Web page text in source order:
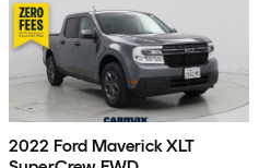
2022 Ford Maverick XLT